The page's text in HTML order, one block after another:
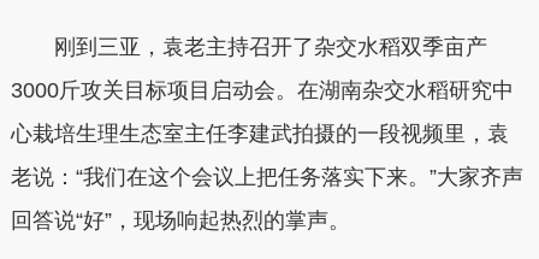
刚到三亚，袁老主持召开了杂交水稻双季亩产
3000斤攻关目标项目启动会。在湖南杂交水稻研究中
心栽培生理生态室主任李建武拍摄的一段视频里，袁
老说：“我们在这个会议上把任务落实下来。”大家齐声
回答说“好”，现场响起热烈的掌声。